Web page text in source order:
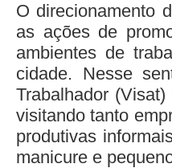
O direcionamento
as ações de
ambientes de
cidade. Nesse
Trabalhador
visitando tanto
produtivas
manicure e